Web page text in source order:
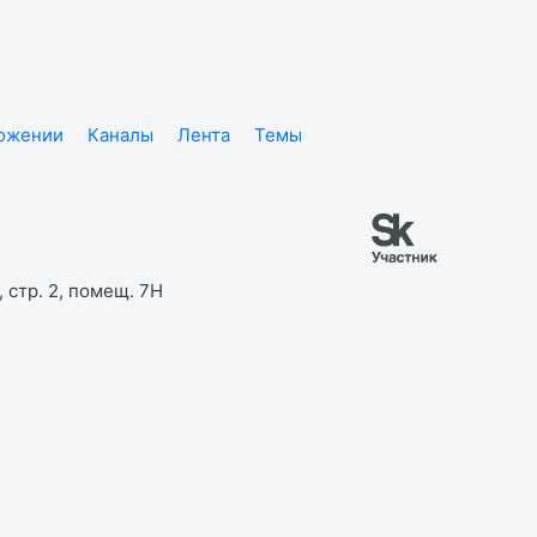
Каналы Лента
Темы
стр. 2, помещ. 7Н